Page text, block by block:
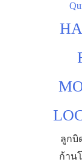
ลูกบิ
ก้าน